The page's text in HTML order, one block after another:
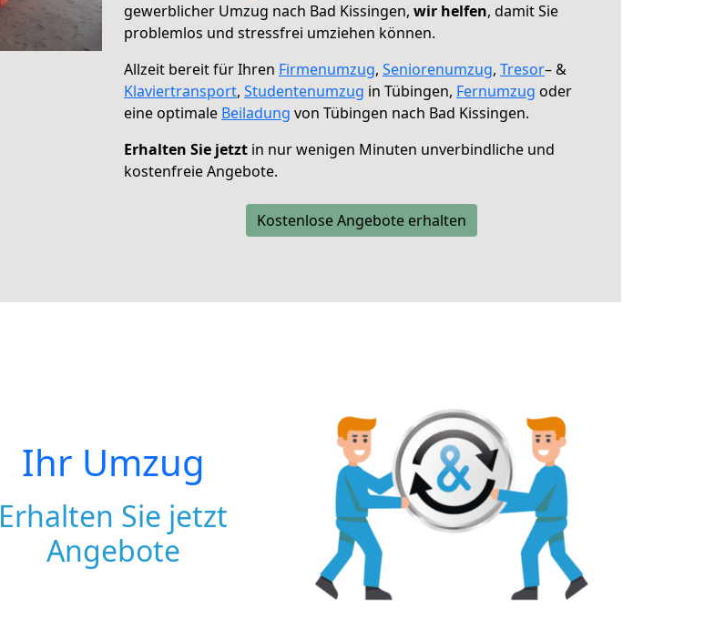
gewerblicher Umzug nach Bad Kissingen, wir helfen, damit Sie
problemlos und stressfrei umziehen können.
Allzeit bereit für Ihren Firmenumzug, Seniorenumzug, Tresor– &
Klaviertransport, Studentenumzug in Tübingen, Fernumzug oder
eine optimale Beiladung von Tübingen nach Bad Kissingen.
Erhalten Sie jetzt in nur wenigen Minuten unverbindliche und
kostenfreie Angebote.
Kostenlose Angebote erhalten
Ihr Umzug
Erhalten Sie jetzt
Angebote